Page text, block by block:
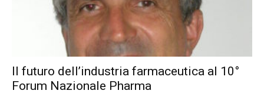
Il futuro dell’industria farmaceutica al 10°
Forum Nazionale Pharma